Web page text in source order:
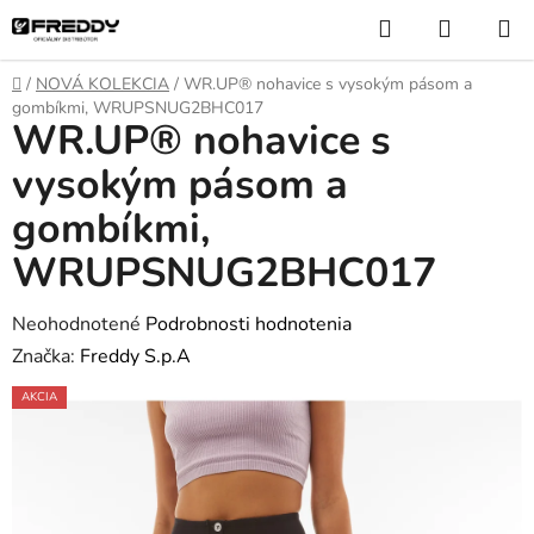
Prejsť
na
obsah
Hľadať
KOŠÍK
Domov
/ NOVÁ KOLEKCIA / WR.UP® nohavice s vysokým pásom a
gombíkmi, WRUPSNUG2BHC017
WR.UP® nohavice s
vysokým pásom a
gombíkmi,
WRUPSNUG2BHC017
Priemerné
hodnotenie
produktu
Neohodnotené Podrobnosti hodnotenia
Značka: Freddy S.p.A
AKCIA